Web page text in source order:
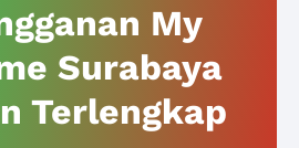
My
Surabaya
Terlengkap